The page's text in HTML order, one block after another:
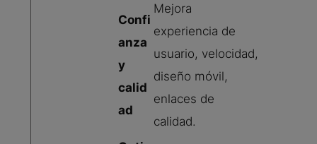
Confi
anza
y
calid
ad
Mejora
experiencia de
usuario, velocidad,
diseño móvil,
enlaces de
calidad.